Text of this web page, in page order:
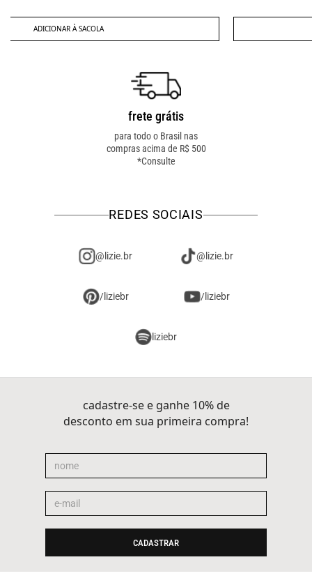
frete grátis
para todo o Brasil nas
compras acima de R$ 500
*Consulte
REDES SOCIAIS
@lizie.br @lizie.br
/liziebr /liziebr
liziebr
cadastre-se e ganhe 10% de
desconto em sua primeira compra!
CADASTRAR